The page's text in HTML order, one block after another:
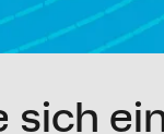
sich